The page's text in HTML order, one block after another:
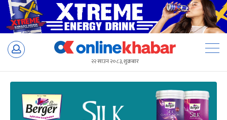
Skip
२२ साउन २०८३, शुक्रबार